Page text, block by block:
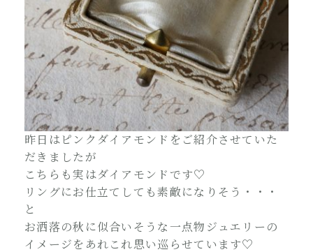
昨日はピンクダイアモンドをご紹介させていた
だきましたが
こちらも実はダイアモンドです♡
リングにお仕立てしても素敵になりそう・・・
と
お洒落の秋に似合いそうな一点物ジュエリーの
イメージをあれこれ思い巡らせています♡